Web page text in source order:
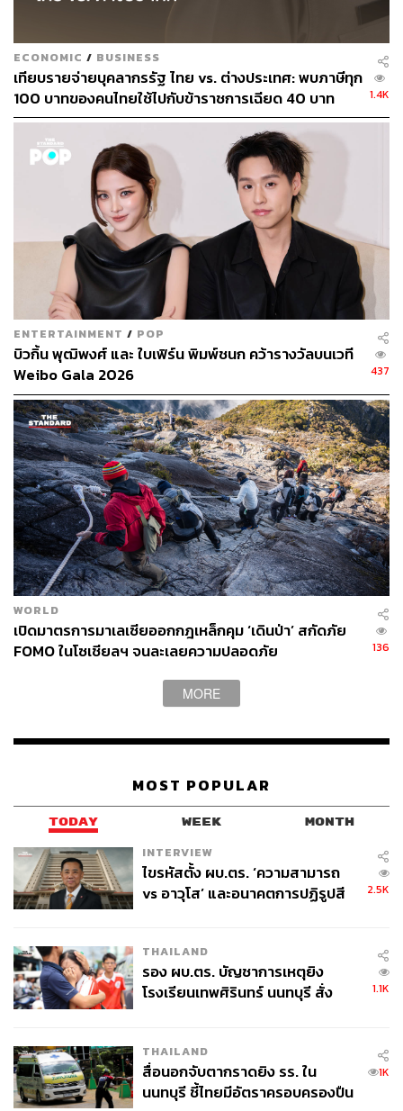
ECONOMIC / BUSINESS
เทียบรายจ่ายบุคลากรรัฐ ไทย vs. ต่างประเทศ: พบภาษีทุก
100 บาทของคนไทยใช้ไปกับข้าราชการเฉียด 40 บาท
1.4K
ENTERTAINMENT / POP
บิวกิ้น พุฒิพงศ์ และ ใบเฟิร์น พิมพ์ชนก คว้ารางวัลบนเวที
Weibo Gala 2026
437
WORLD
เปิดมาตรการมาเลเซียออกกฎเหล็กคุม ‘เดินป่า’ สกัดภัย
FOMO ในโซเชียลฯ จนละเลยความปลอดภัย
136
MORE
MOST POPULAR
TODAY WEEK MONTH
INTERVIEW
ไขรหัสตั้ง ผบ.ตร. ‘ความสามารถ
vs อาวุโส’ และอนาคตการปฏิรูปสี
2.5K
THAILAND
รอง ผบ.ตร. บัญชาการเหตุยิง
โรงเรียนเทพศิรินทร์ นนทบุรี สั่ง
1.1K
THAILAND
สื่อนอกจับตากราดยิง รร. ใน
นนทบุรี ชี้ไทยมีอัตราครอบครองปืน
1K